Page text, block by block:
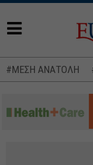
#ΜΕΣΗ ΑΝΑΤΟΛΗ